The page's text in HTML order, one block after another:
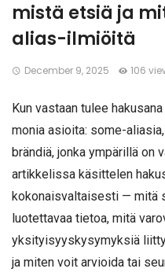
mistä etsiä ja
alias-ilmiöitä
December 9, 2025 106
Kun vastaan tulee hakusana
monia asioita: some-
brändiä, jonka ympärillä on
artikkelissa käsittelen
kokonaisvaltaisesti — mitä
luotettavaa tietoa, mitä
yksityisyyskysymyksiä
ja miten voit arvioida tai